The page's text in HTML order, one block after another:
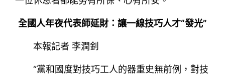
全國人年夜代表師延財：讓一線技巧人才“發光”
本報記者 李潤釗
“黨和國度對技巧工人的器重史無前例，對技